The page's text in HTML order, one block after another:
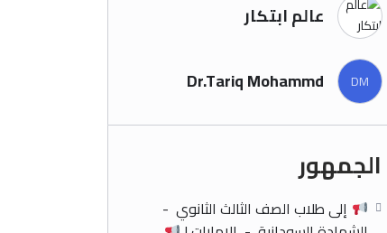
عالم ابتكار
DM
Dr.Tariq Mohammd
الجمهور
إلى طلاب الصف الثالث الثانوي -